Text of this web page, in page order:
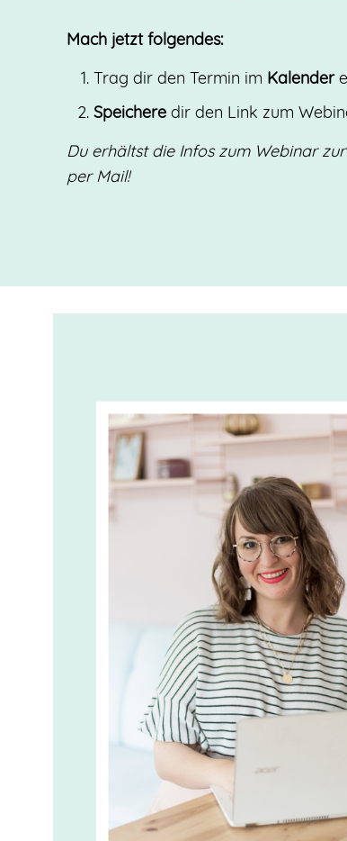
Mach jetzt folgendes:
Trag dir den Termin im Kalender
Speichere dir den Link zum
Du erhältst die Infos zum Webinar
per Mail!